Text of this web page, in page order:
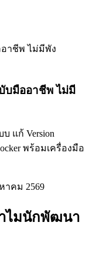
บมืออาชีพ ไม่มี
บ แก้ Version
พร้อมเครื่องมือ
าคม 2569
ำไมนักพัฒนา